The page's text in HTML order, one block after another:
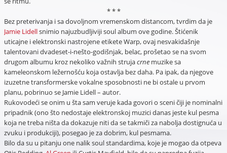
* * *
Bez preterivanja i sa dovoljnom vremenskom distancom, tvrdim da je
Jamie Lidellsnimio najuzbudljiviji soul album ove godine. Štićenik
uticajne i elektronski nastrojene etikete Warp, ovaj nesvakidašnje
talentovani dvadeset-i-nešto-godišnjak, belac, prošetao se na svom
drugom albumu kroz nekoliko važnih strujacrnemuzike sa
kameleonskom ležernošću koja ostavlja bez daha. Pa ipak, da njegove
izuzetne transformerske vokalne sposobnosti ne bi ostale u prvom
planu, pobrinuo se Jamie Lidell – autor.
Rukovodeći se onim u šta sam veruje kada govori o sceni čiji je nominalni
pripadnik (ono što nedostaje elektronskoj muzici danas jeste kul pesma
koja ne treba ništa da dokazuje niti da se takmiči za nabolja dostignuća u
zvuku i produkciji), posegao je za dobrim, kul pesmama.
Bilo da su u pitanju one nalik soul standardima, koje je mogao da otpeva